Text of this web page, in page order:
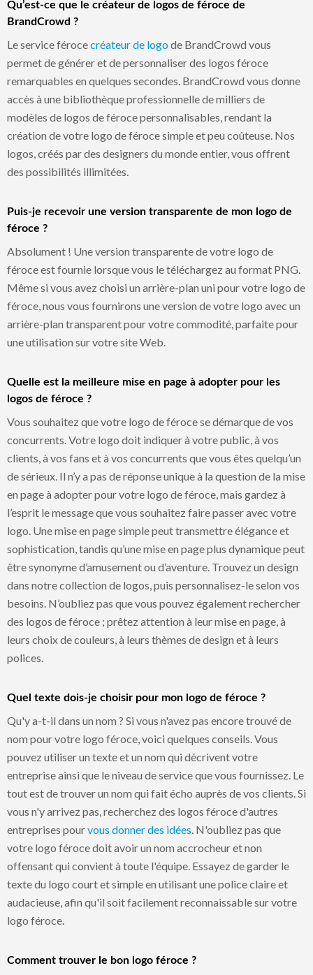
Qu’est-ce que le créateur de logos de féroce de
BrandCrowd ?
Le service férocecréateur de logode BrandCrowd vous
permet de générer et de personnaliser des logos féroce
remarquables en quelques secondes. BrandCrowd vous donne
accès à une bibliothèque professionnelle de milliers de
modèles de logos de féroce personnalisables, rendant la
création de votre logo de féroce simple et peu coûteuse. Nos
logos, créés par des designers du monde entier, vous offrent
des possibilités illimitées.
Puis-je recevoir une version transparente de mon logo de
féroce ?
Absolument ! Une version transparente de votre logo de
féroce est fournie lorsque vous le téléchargez au format PNG.
Même si vous avez choisi un arrière-plan uni pour votre logo de
féroce, nous vous fournirons une version de votre logo avec un
arrière-plan transparent pour votre commodité, parfaite pour
une utilisation sur votre site Web.
Quelle est la meilleure mise en page à adopter pour les
logos de féroce ?
Vous souhaitez que votre logo de féroce se démarque de vos
concurrents. Votre logo doit indiquer à votre public, à vos
clients, à vos fans et à vos concurrents que vous êtes quelqu’un
de sérieux. Il n’y a pas de réponse unique à la question de la mise
en page à adopter pour votre logo de féroce, mais gardez à
l’esprit le message que vous souhaitez faire passer avec votre
logo. Une mise en page simple peut transmettre élégance et
sophistication, tandis qu’une mise en page plus dynamique peut
être synonyme d’amusement ou d’aventure. Trouvez un design
dans notre collection de logos, puis personnalisez-le selon vos
besoins. N’oubliez pas que vous pouvez également rechercher
des logos de féroce ; prêtez attention à leur mise en page, à
leurs choix de couleurs, à leurs thèmes de design et à leurs
polices.
Quel texte dois-je choisir pour mon logo de féroce ?
Qu'y a-t-il dans un nom ? Si vous n'avez pas encore trouvé de
nom pour votre logo féroce, voici quelques conseils. Vous
pouvez utiliser un texte et un nom qui décrivent votre
entreprise ainsi que le niveau de service que vous fournissez. Le
tout est de trouver un nom qui fait écho auprès de vos clients. Si
vous n'y arrivez pas, recherchez des logos féroce d'autres
entreprises pourvous donner des idées . N'oubliez pas que
votre logo féroce doit avoir un nom accrocheur et non
offensant qui convient à toute l'équipe. Essayez de garder le
texte du logo court et simple en utilisant une police claire et
audacieuse, afin qu'il soit facilement reconnaissable sur votre
logo féroce.
Comment trouver le bon logo féroce ?